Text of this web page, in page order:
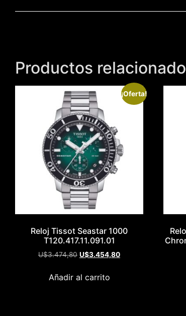
Productos
¡Oferta!
Reloj Tissot Seastar 1000
T120.417.11.091.01
U$3.474,80 U$3.454,80
Añadir al carrito